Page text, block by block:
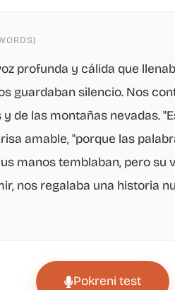
profunda y cálida que
guardaban silencio. Nos
de las montañas nevadas.
amable, "porque las
manos temblaban, pero su
nos regalaba una historia
Pokreni test